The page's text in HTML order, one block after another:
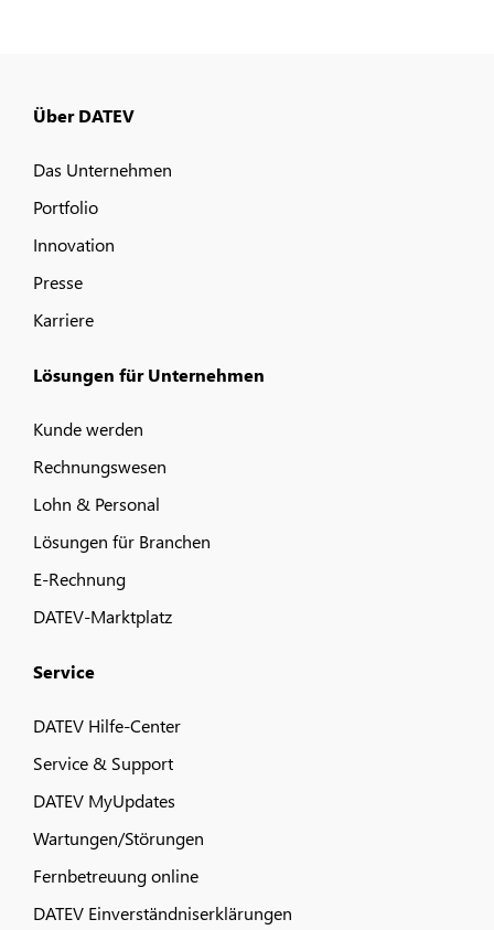
Über DATEV
Das Unternehmen
Portfolio
Innovation
Presse
Karriere
Lösungen für Unternehmen
Kunde werden
Rechnungswesen
Lohn & Personal
Lösungen für Branchen
E-Rechnung
DATEV-Marktplatz
Service
DATEV Hilfe-Center
Service & Support
DATEV MyUpdates
Wartungen/Störungen
Fernbetreuung online
DATEV Einverständniserklärungen